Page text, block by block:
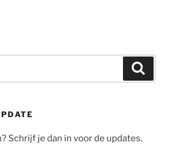
Schrijf je dan in voor de updates.